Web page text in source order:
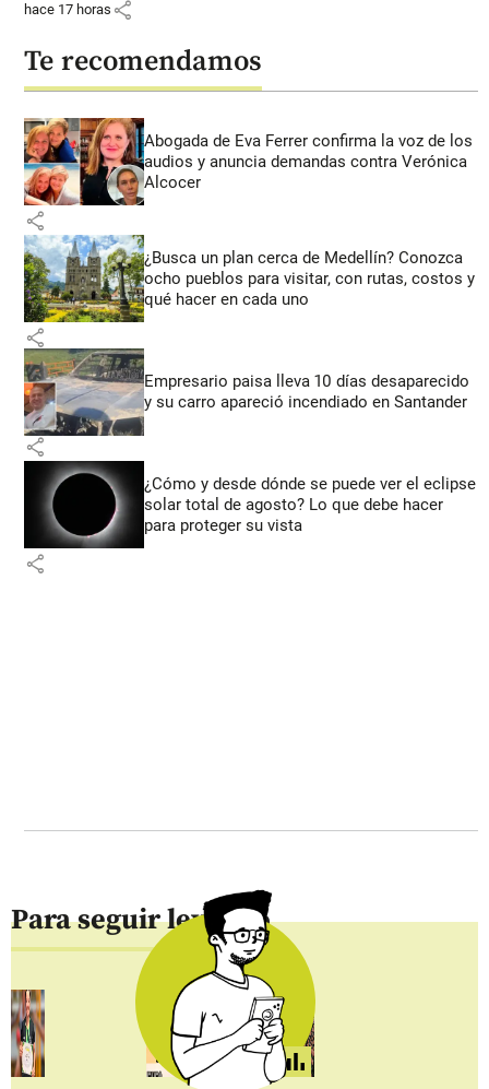
hace 17 horas share
Te recomendamos
Abogada de Eva Ferrer confirma la voz de los
audios y anuncia demandas contra Verónica
Alcocer
share
¿Busca un plan cerca de Medellín? Conozca
ocho pueblos para visitar, con rutas, costos y
qué hacer en cada uno
share
Empresario paisa lleva 10 días desaparecido
y su carro apareció incendiado en Santander
share
¿Cómo y desde dónde se puede ver el eclipse
solar total de agosto? Lo que debe hacer
para proteger su vista
share
Para seguir leyendo